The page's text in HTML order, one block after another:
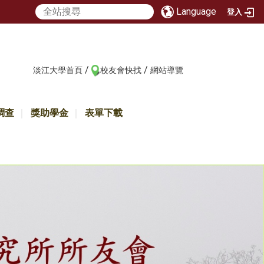
Language 登入
淡江大學首頁 / 校友會快找 / 網站導覽
查 獎助學金 表單下載